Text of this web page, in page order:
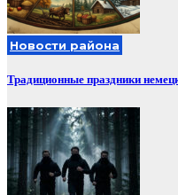
Новости района
Традиционные праздники